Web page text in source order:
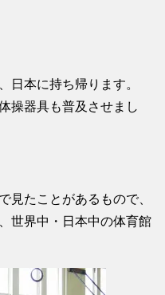
日本に持ち帰ります。
操器具も普及させまし
見たことがあるもので、
世界中・日本中の体育館